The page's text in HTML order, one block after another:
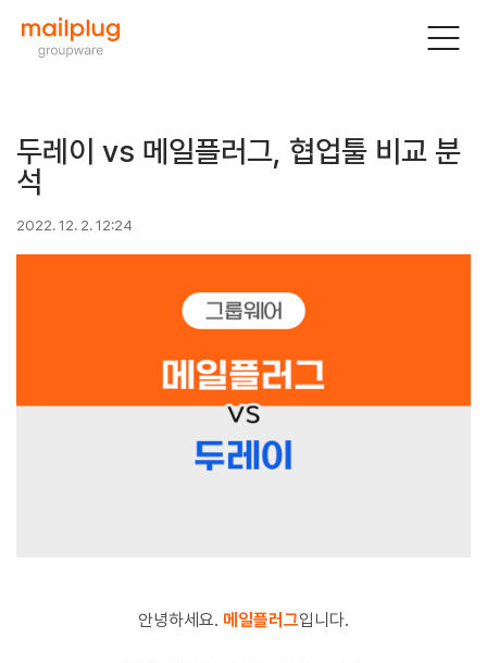
두레이 vs 메일플러그, 협업툴 비교 분
석
2022. 12. 2. 12:24
안녕하세요. 메일플러그입니다.